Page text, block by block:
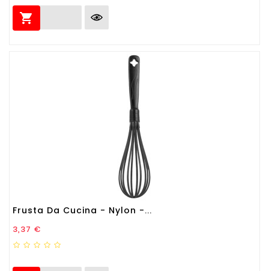

Frusta Da Cucina - Nylon -...
Prezzo
3,37 €